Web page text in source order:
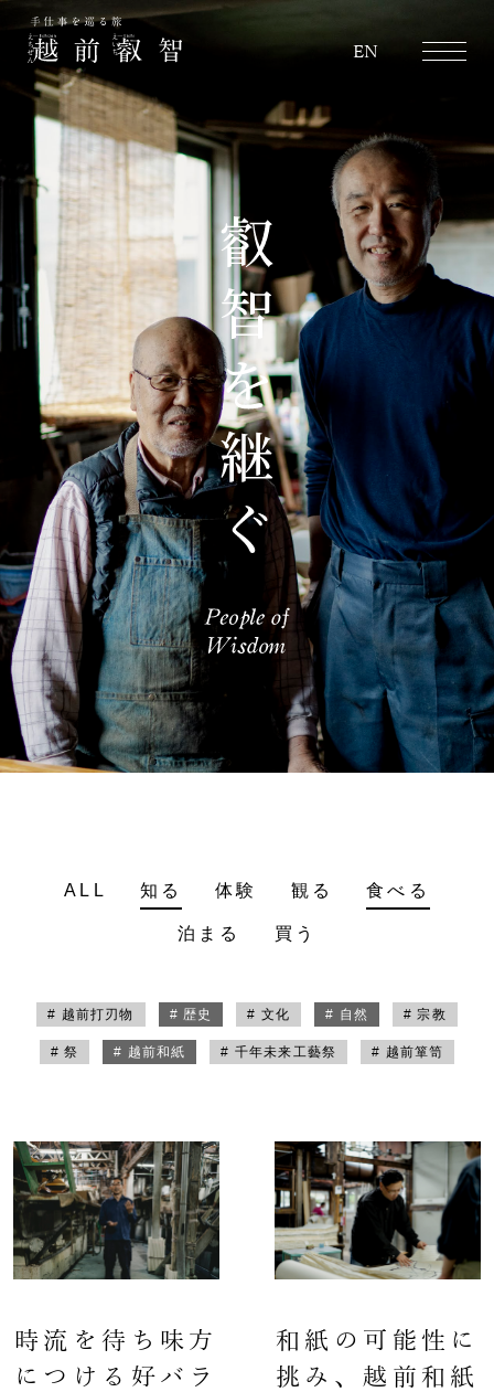
EN
ALL 知る 体験 観る 食べる
泊まる 買う
# 越前打刃物 # 歴史 # 文化 # 自然 # 宗教
# 祭 # 越前和紙 # 千年未来工藝祭 # 越前箪笥
時流を待ち味方
につける好バラ
和紙の可能性に
挑み、越前和紙